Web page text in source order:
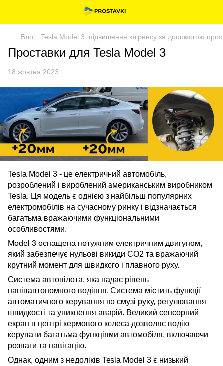
Блог Tesla Model 3: підвищення кліренсу за допомогою
Проставки для Tesla Model 3
18 жовтня 2023
Tesla Model 3 - це електричний автомобіль,
розроблений і вироблений американським виробником
Tesla. Ця модель є однією з найбільш популярних
електромобілів на сучасному ринку і відзначається
багатьма вражаючими функціональними
особливостями.
Model 3 оснащена потужним електричним двигуном,
який забезпечує нульові викиди CO2 та вражаючий
крутний момент для швидкого і плавного руху.
Система автопілота, яка надає рівень
напівавтономного водіння. Система містить функції
автоматичного керування по смузі руху, регулювання
швидкості та уникнення аварій. Великий сенсорний
екран в центрі кермового колеса дозволяє водію
керувати багатьма функціями автомобіля, включаючи
розваги та навігацію.
Однак, одним з недоліків Tesla Model 3 є низький